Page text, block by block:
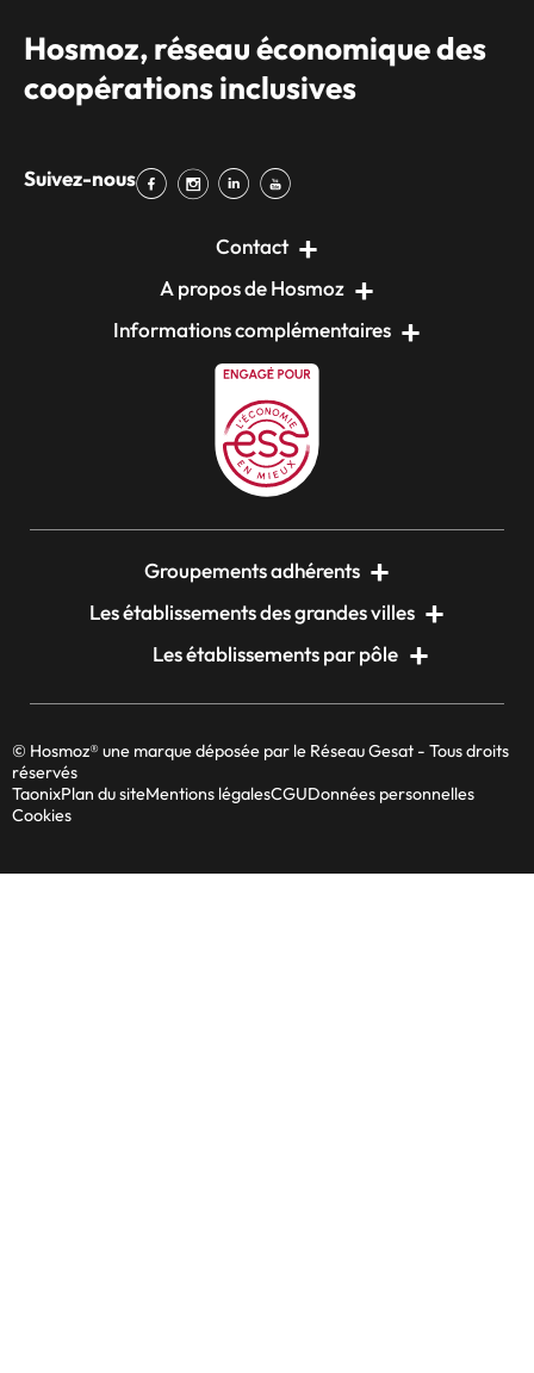
Hosmoz, réseau économique des
coopérations inclusives
Suivez-nous
Contact
A propos de Hosmoz
Informations complémentaires
Groupements adhérents
Les établissements des grandes villes
Les établissements par pôle
© Hosmoz® une marque déposée par le Réseau Gesat - Tous droits
réservés
TaonixPlan du siteMentions légalesCGUDonnées personnelles
Cookies